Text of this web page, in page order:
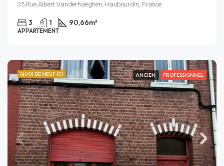
35 Rue Albert Vanderhaeghen, Haubourdin, France
3 1 90,66m²
APPARTEMENT
QUOI DE NEUF ICI ANCIEN PROFESSIONNEL